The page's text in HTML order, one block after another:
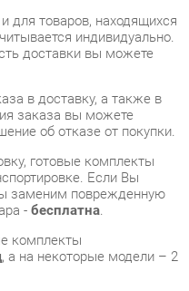
в доставку, а также в
заказа вы можете
об отказе от покупки.
готовые комплекты
Если Вы
поврежденную
-бесплатна.
комплекты
на некоторые модели – 2
производства